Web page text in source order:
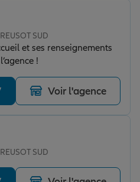
SUD
et ses renseignements
!
Voir l'agence
SUD